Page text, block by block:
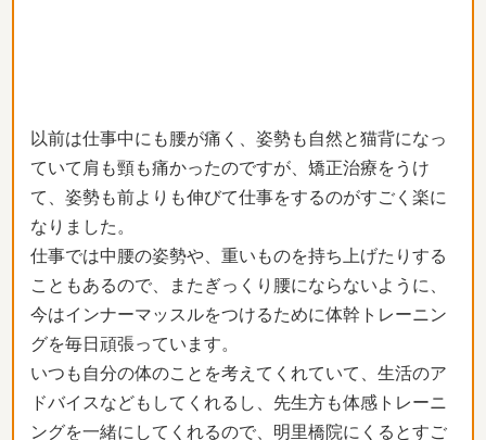
以前は仕事中にも腰が痛く、姿勢も自然と猫背になっ
ていて肩も頸も痛かったのですが、矯正治療をうけ
て、姿勢も前よりも伸びて仕事をするのがすごく楽に
なりました。
仕事では中腰の姿勢や、重いものを持ち上げたりする
こともあるので、またぎっくり腰にならないように、
今はインナーマッスルをつけるために体幹トレーニン
グを毎日頑張っています。
いつも自分の体のことを考えてくれていて、生活のア
ドバイスなどもしてくれるし、先生方も体感トレーニ
ングを一緒にしてくれるので、明里橋院にくるとすご